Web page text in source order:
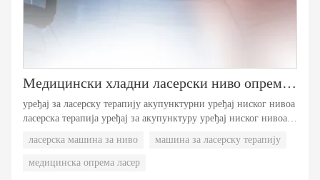
Медицински хладни ласерски ниво опреме Машина за терапију бр.2
уређај за ласерску терапију акупунктурни уређај ниског нивоа
ласерска терапија уређај за акупунктуру уређај ниског нивоа
терапија акупунктурни уређај ласерска терапија
акупунктурног уређаја ниског нивоа ласерска терапија
ласерска машина за ниво машина за ласерску терапију
медицинска опрема ласер